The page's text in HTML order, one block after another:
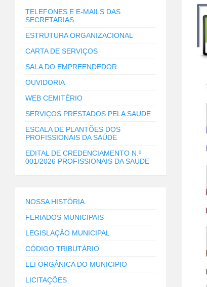
TELEFONES E E-MAILS DAS
SECRETARIAS
ESTRUTURA ORGANIZACIONAL
CARTA DE SERVIÇOS
SALA DO EMPREENDEDOR
OUVIDORIA
WEB CEMITÉRIO
SERVIÇOS PRESTADOS PELA SAUDE
ESCALA DE PLANTÕES DOS
PROFISSIONAIS DA SAÚDE
EDITAL DE CREDENCIAMENTO N.º
001/2026 PROFISSIONAIS DA SAUDE
NOSSA HISTÓRIA
FERIADOS MUNICIPAIS
LEGISLAÇÃO MUNICIPAL
CÓDIGO TRIBUTÁRIO
LEI ORGÂNICA DO MUNICIPIO
LICITAÇÕES